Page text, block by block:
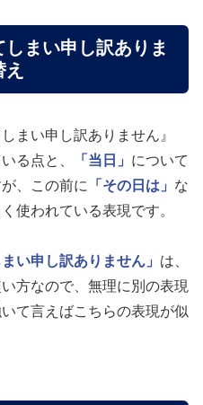
しまい申し訳ありま
まい申し訳ありません』
る点と、 「当日」 について
、この前に
「その日は」 な
使われている表現です。
い申し訳ありません」 は、
方なので、無理に別の表現
て言えばこちらの表現が似